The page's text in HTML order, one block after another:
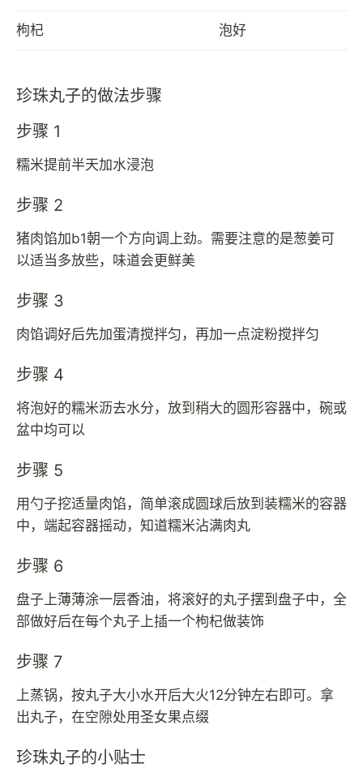
枸杞 泡好
珍珠丸子的做法步骤
步骤 1
糯米提前半天加水浸泡
步骤 2
猪肉馅加b1朝一个方向调上劲。需要注意的是葱姜可
以适当多放些，味道会更鲜美
步骤 3
肉馅调好后先加蛋清搅拌匀，再加一点淀粉搅拌匀
步骤 4
将泡好的糯米沥去水分，放到稍大的圆形容器中，碗或
盆中均可以
步骤 5
用勺子挖适量肉馅，简单滚成圆球后放到装糯米的容器
中，端起容器摇动，知道糯米沾满肉丸
步骤 6
盘子上薄薄涂一层香油，将滚好的丸子摆到盘子中，全
部做好后在每个丸子上插一个枸杞做装饰
步骤 7
上蒸锅，按丸子大小水开后大火12分钟左右即可。拿
出丸子，在空隙处用圣女果点缀
珍珠丸子的小贴士